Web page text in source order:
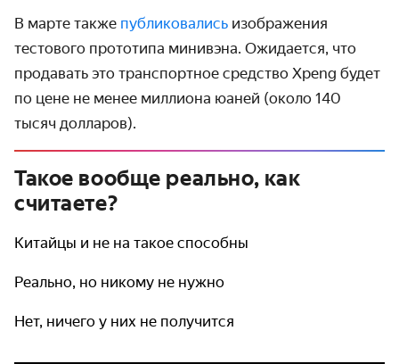
В марте также публиковались изображения
тестового прототипа минивэна. Ожидается, что
продавать это транспортное средство Xpeng будет
по цене не менее миллиона юаней (около 140
тысяч долларов).
Такое вообще реально, как
считаете?
Китайцы и не на такое способны
Реально, но никому не нужно
Нет, ничего у них не получится